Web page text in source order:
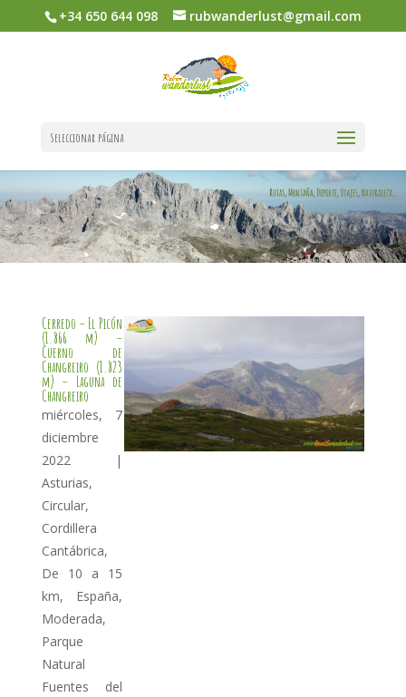
+34 650 644 098 rubwanderlust@gmail.com
Seleccionar página
Cerredo – El Picón
(1.866 m) –
Cuerno de
Changreiro (1.823
m) – Laguna de
Changreiro
miércoles, 7
diciembre
2022 |
Asturias,
Circular,
Cordillera
Cantábrica,
De 10 a 15
km, España,
Moderada,
Parque
Natural
Fuentes del